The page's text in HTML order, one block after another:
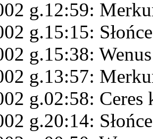
g.12:59:
g.15:15:
g.15:38:
g.13:57:
g.02:58: Ceres
g.20:14: